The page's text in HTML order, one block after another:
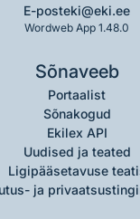
E-posteki@eki.ee
Wordweb App 1.48.0
Sõnaveeb
Portaalist
Sõnakogud
Ekilex API
Uudised ja teated
Ligipääsetavuse
ja